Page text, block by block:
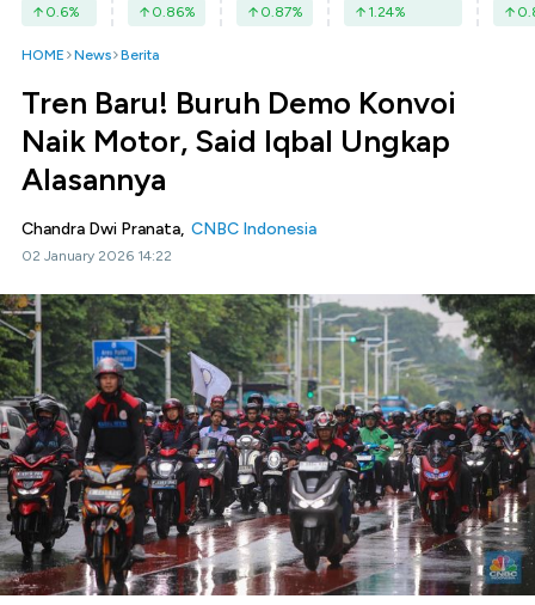
0.6% 0.86% 0.87% 1.24%
HOME News Berita
Tren Baru! Buruh Demo Konvoi
Naik Motor, Said Iqbal Ungkap
Alasannya
Chandra Dwi Pranata, CNBC Indonesia
02 January 2026 14:22